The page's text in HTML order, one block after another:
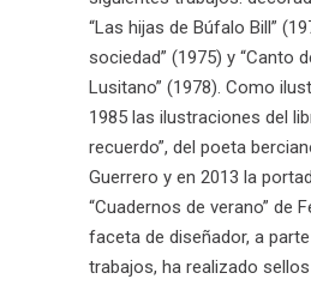
“Las hijas de Búfalo Bill”
sociedad” (1975) y “Canto
Lusitano” (1978). Como
1985 las ilustraciones del
recuerdo”, del poeta
Guerrero y en 2013 la
“Cuadernos de verano” de
faceta de diseñador, a
trabajos, ha realizado